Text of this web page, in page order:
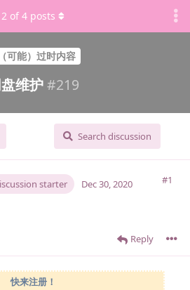
（可能）过时内容
维护 #219
Search discussion
2 of 4 posts
starter #1
Dec 30, 2020
Reply
快来注册！